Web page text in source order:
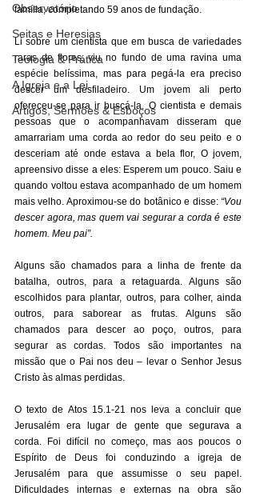
Observatório
Seitas e Heresias
Teologia & Prática
A Igreja e a Lei
Artigos, Sermões & Esboços
família, completando 59 anos de fundação.
Li sobre um cientista que em busca de variedades
raras de flores, viu no fundo de uma ravina uma
espécie belíssima, mas para pegá-la era preciso
descer um desfiladeiro. Um jovem ali perto
ofereceu-se para ir buscá-la. O cientista e demais
pessoas que o acompanhavam disseram que
amarrariam uma corda ao redor do seu peito e o
desceriam até onde estava a bela flor, O jovem,
apreensivo disse a eles: Esperem um pouco. Saiu e
quando voltou estava acompanhado de um homem
mais velho. Aproximou-se do botânico e disse: “Vou
descer agora, mas quem vai segurar a corda é este
homem. Meu pai”.
Alguns são chamados para a linha de frente da
batalha, outros, para a retaguarda. Alguns são
escolhidos para plantar, outros, para colher, ainda
outros, para saborear as frutas. Alguns são
chamados para descer ao poço, outros, para
segurar as cordas. Todos são importantes na
missão que o Pai nos deu – levar o Senhor Jesus
Cristo às almas perdidas.
O texto de Atos 15.1-21 nos leva a concluir que
Jerusalém era lugar de gente que segurava a
corda. Foi difícil no começo, mas aos poucos o
Espírito de Deus foi conduzindo a igreja de
Jerusalém para que assumisse o seu papel.
Dificuldades internas e externas na obra são